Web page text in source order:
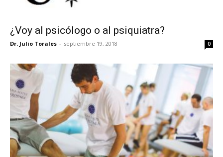
¿Voy al psicólogo o al psiquiatra?
Dr. Julio Torales - septiembre 19, 2018 0